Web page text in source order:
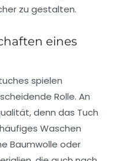
zu gestalten.
eines
spielen
Rolle. An
denn das Tuch
Waschen
Baumwolle oder